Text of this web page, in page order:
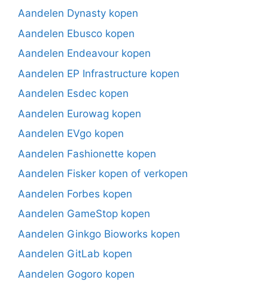
Aandelen Dynasty kopen
Aandelen Ebusco kopen
Aandelen Endeavour kopen
Aandelen EP Infrastructure kopen
Aandelen Esdec kopen
Aandelen Eurowag kopen
Aandelen EVgo kopen
Aandelen Fashionette kopen
Aandelen Fisker kopen of verkopen
Aandelen Forbes kopen
Aandelen GameStop kopen
Aandelen Ginkgo Bioworks kopen
Aandelen GitLab kopen
Aandelen Gogoro kopen